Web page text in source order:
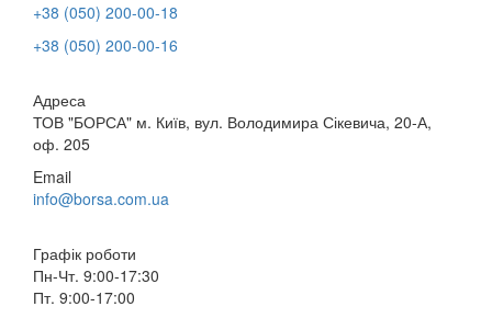
+38 (050) 200-00-18
+38 (050) 200-00-16
Адреса
ТОВ "БОРСА" м. Київ, вул. Володимира Сікевича, 20-А,
оф. 205
Email
info@borsa.com.ua
Графік роботи
Пн-Чт. 9:00-17:30
Пт. 9:00-17:00